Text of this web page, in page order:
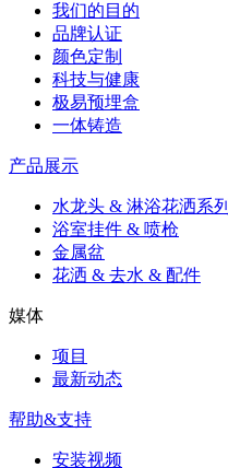
我们的目的
品牌认证
颜色定制
科技与健康
极易预埋盒
一体铸造
产品展示
水龙头 & 淋浴花洒系列
浴室挂件 & 喷枪
金属盆
花洒 & 去水 & 配件
媒体
项目
最新动态
帮助&支持
安装视频